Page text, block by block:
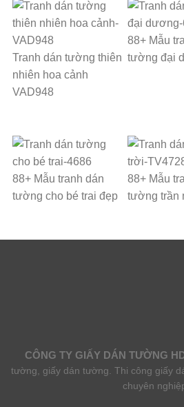
Tranh dán tường thiên
nhiên hoa cảnh
VAD948
88+ Mẫu
tường đại
88+ Mẫu tranh dán
tường cho bé trai đẹp
88+ Mẫu
tường trần
CÔNG TY GIẤY DÁN TƯỜNG
tường, giấy dán tường. Thi công giấy
chuyên